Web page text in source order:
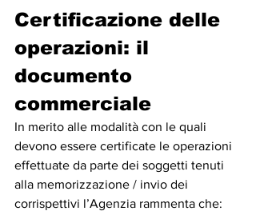
Certificazione delle
operazioni: il
documento
commerciale
In merito alle modalità con le quali
devono essere certificate le operazioni
effettuate da parte dei soggetti tenuti
alla memorizzazione / invio dei
corrispettivi l’Agenzia rammenta che: